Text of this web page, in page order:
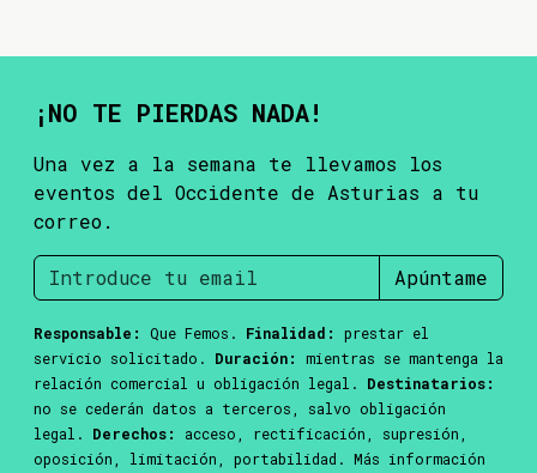
¡NO TE PIERDAS NADA!
Una vez a la semana te llevamos los
eventos del Occidente de Asturias a tu
correo.
Apúntame
Responsable: Que Femos. Finalidad:
prestar el
servicio solicitado. Duración:
mientras se mantenga la
relación comercial u obligación legal. Destinatarios:
no se cederán datos a terceros, salvo obligación
legal. Derechos:
acceso, rectificación, supresión,
oposición, limitación, portabilidad. Más información